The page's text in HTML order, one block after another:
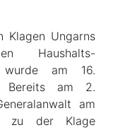
Klagen Ungarns
Haushalts-
wurde am 16.
Bereits am 2.
am
zu der Klage